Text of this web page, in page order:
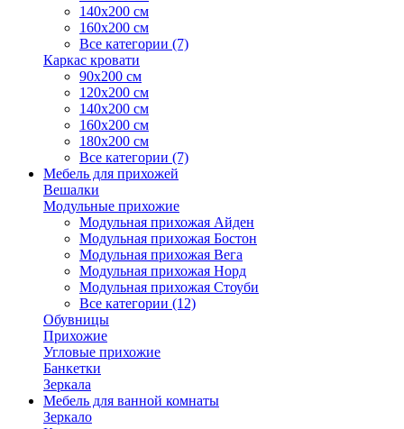
140х200 см
160х200 см
Все категории (7)
Каркас кровати
90х200 см
120х200 см
140х200 см
160х200 см
180х200 см
Все категории (7)
Мебель для прихожей
Вешалки
Модульные прихожие
Модульная прихожая Айден
Модульная прихожая Бостон
Модульная прихожая Вега
Модульная прихожая Норд
Модульная прихожая Стоуби
Все категории (12)
Обувницы
Прихожие
Угловые прихожие
Банкетки
Зеркала
Мебель для ванной комнаты
Зеркало